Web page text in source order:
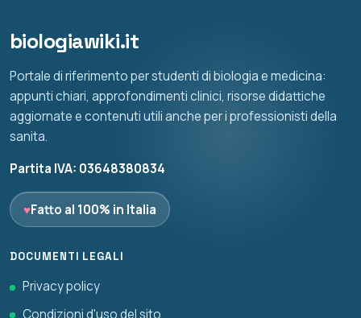
biologiawiki.it
Portale di riferimento per studenti di biologia e medicina:
appunti chiari, approfondimenti clinici, risorse didattiche
aggiornate e contenuti utili anche per i professionisti della
sanita.
Partita IVA: 03648380834
♥Fatto al 100% in Italia
DOCUMENTI LEGALI
Privacy policy
Condizioni d'uso del sito